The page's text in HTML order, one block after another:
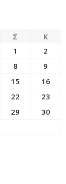
Σ
Κ
1
2
8
9
15
16
22
23
29
30